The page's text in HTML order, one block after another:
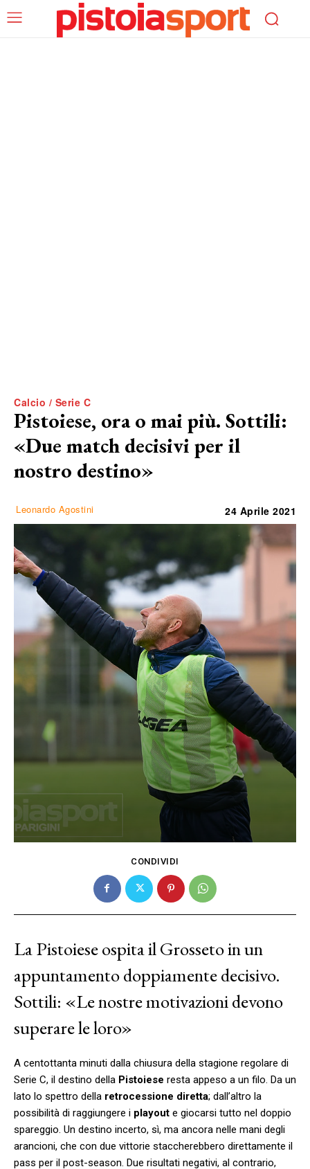
Calcio / Serie C
Pistoiese, ora o mai più. Sottili:
«Due match decisivi per il
nostro destino»
Leonardo Agostini 24 Aprile 2021
CONDIVIDI
La Pistoiese ospita il Grosseto in un
appuntamento doppiamente decisivo.
Sottili: «Le nostre motivazioni devono
superare le loro»
A centottanta minuti dalla chiusura della stagione regolare di
Serie C, il destino della Pistoiese resta appeso a un filo. Da un
lato lo spettro della retrocessione diretta; dall’altro la
possibilità di raggiungere i playout e giocarsi tutto nel doppio
spareggio. Un destino incerto, sì, ma ancora nelle mani degli
arancioni, che con due vittorie staccherebbero direttamente il
pass per il post-season. Due risultati negativi, al contrario,